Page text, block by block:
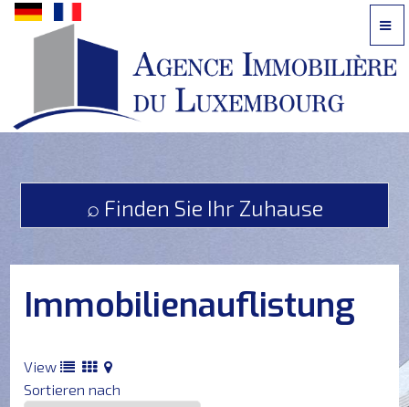
Kontaktieren
telefonisch:
242
per
E-
⌕ Finden Sie Ihr Zuhause
Immobilienauflistung
View
Sortieren nach